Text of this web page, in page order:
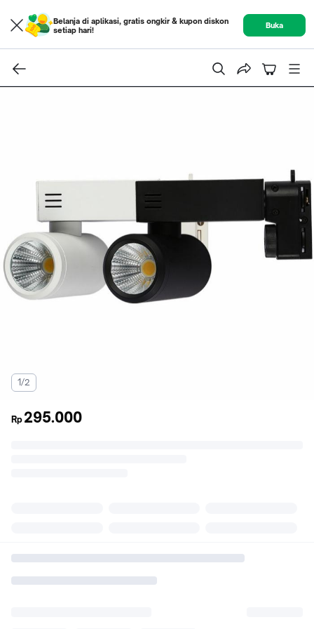
Belanja di aplikasi, gratis ongkir & kupon diskon
setiap hari!
Buka
1/2
Rp 295.000